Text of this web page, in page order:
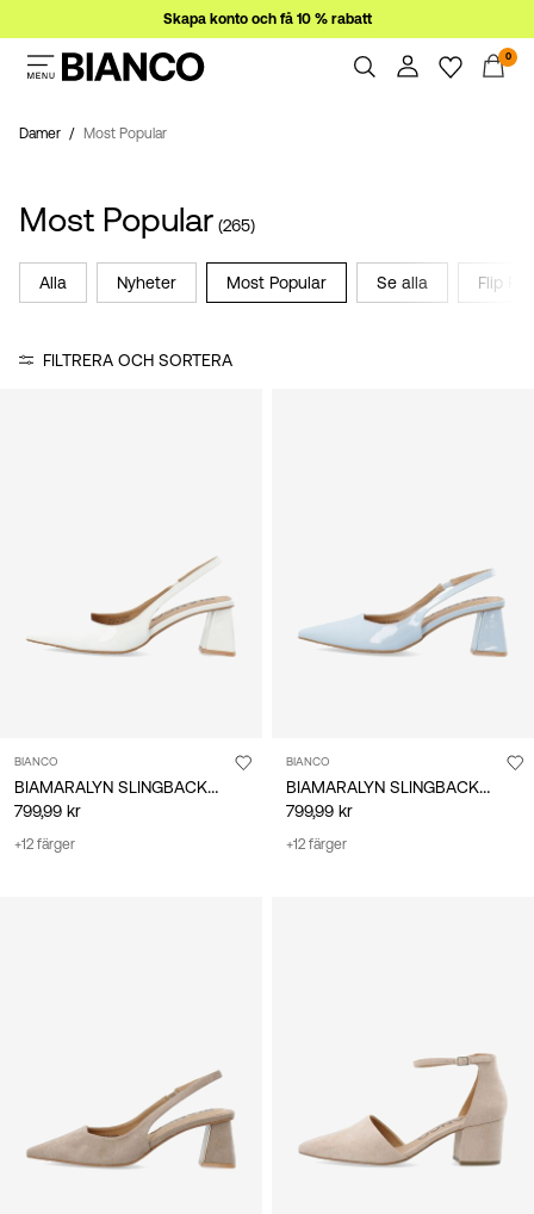
Skapa konto och få 10 % rabatt
Support
Logga Ut
0
Damer
Herrar
Rea
Logga
Några
Damer Most Popular
Most Popular (265)
Alla Nyheter Most Popular Se alla Flip
FILTRERA OCH SORTERA
BIANCO
BIAMARALYN SLINGBACKSKOR
799,99 kr
+12 färger
BIANCO
BIAMARALYN SLINGBACKSKOR
799,99 kr
+12 färger